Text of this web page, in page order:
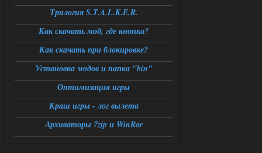
Трилогия S.T.A.L.K.E.R.
Как скачать мод, где кнопка?
Как скачать при блокировке?
Установка модов и папка "bin"
Оптимизация игры
Краш игры - лог вылета
Архиваторы 7zip и WinRar